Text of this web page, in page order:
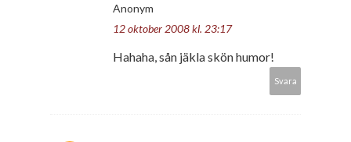
Anonym
12 oktober 2008 kl. 23:17
Hahaha, sån jäkla skön humor!
Svara